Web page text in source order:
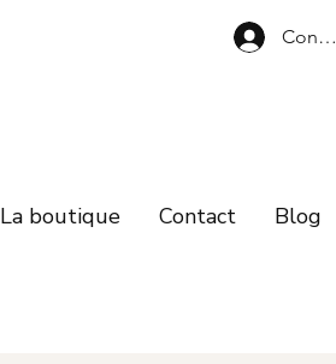
La boutique Contact Blog